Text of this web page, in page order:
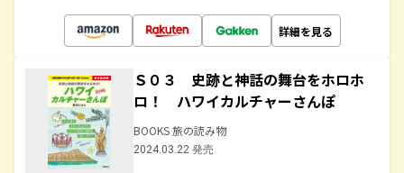
詳細を見る
Ｓ０３ 史跡と神話の舞台をホロホ
ロ！ ハワイカルチャーさんぽ
BOOKS 旅の読み物
2024.03.22 発売